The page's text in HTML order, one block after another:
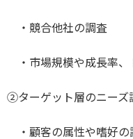
・競合他社の調査
・市場規模や成長率、
②ターゲット層のニーズ
・顧客の属性や嗜好の